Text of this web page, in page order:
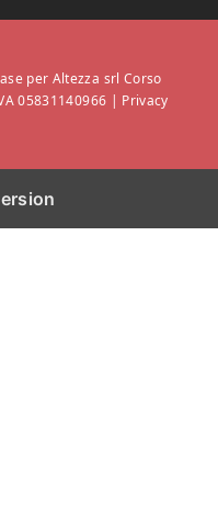
per Altezza srl Corso
05831140966 | Privacy